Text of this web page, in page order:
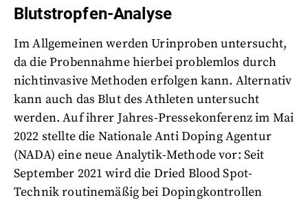
Blutstropfen-Analyse
Im Allgemeinen werden Urinproben untersucht,
da die Probennahme hierbei problemlos durch
nichtinvasive Methoden erfolgen kann. Alternativ
kann auch das Blut des Athleten untersucht
werden. Auf ihrer Jahres-Pressekonferenz im Mai
2022 stellte die Nationale Anti Doping Agentur
(NADA) eine neue Analytik-Methode vor: Seit
September 2021 wird die Dried Blood Spot-
Technik routinemäßig bei Dopingkontrollen